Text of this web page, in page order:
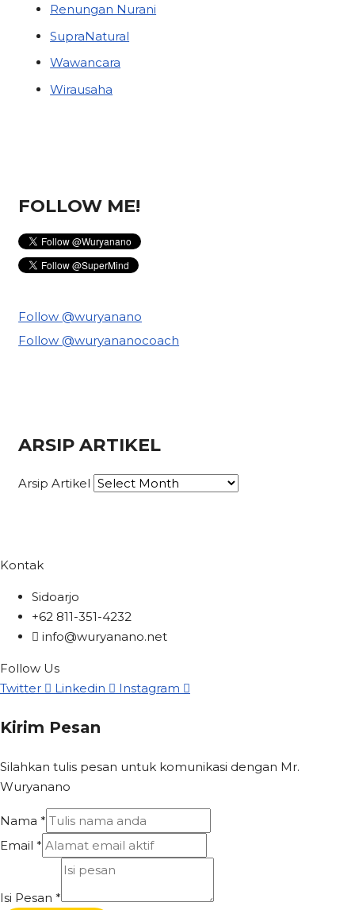
Renungan Nurani
SupraNatural
Wawancara
Wirausaha
FOLLOW ME!
Follow @wuryanano
Follow @wuryananocoach
ARSIP ARTIKEL
Arsip Artikel
Kontak
Sidoarjo
+62 811-351-4232
info@wuryanano.net
Follow Us
Twitter
Linkedin Instagram
Kirim Pesan
Silahkan tulis pesan untuk komunikasi dengan Mr.
Wuryanano
Nama *
Email *
Isi Pesan *